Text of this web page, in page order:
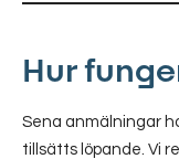
Hur
Sena anmälningar
tillsätts löpande. Vi